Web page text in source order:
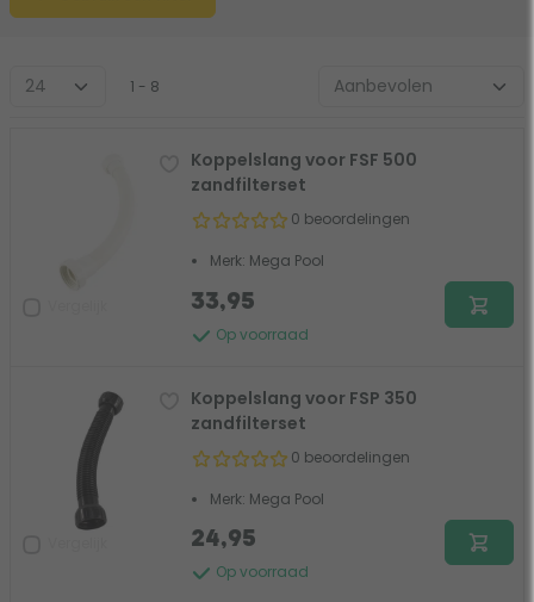
1 - 8
Koppelslang voor FSF 500
zandfilterset
0 beoordelingen
Merk: Mega Pool
Op voorraad
33,95
Koppelslang voor FSP 350
zandfilterset
0 beoordelingen
Merk: Mega Pool
Op voorraad
24,95